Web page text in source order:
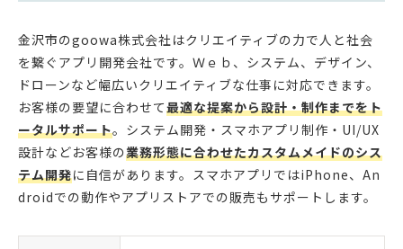
金沢市のgoowa株式会社はクリエイティブの力で人と社会
を繋ぐアプリ開発会社です。Ｗｅｂ、システム、デザイン、
ドローンなど幅広いクリエイティブな仕事に対応できます。
お客様の要望に合わせて最適な提案から設計・制作までをト
ータルサポート。システム開発・スマホアプリ制作・UI/UX
設計などお客様の業務形態に合わせたカスタムメイドのシス
テム開発に自信があります。スマホアプリではiPhone、An
droidでの動作やアプリストアでの販売もサポートします。